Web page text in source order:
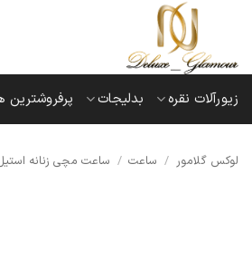
content
زیورآلات نقره بدلیجات پرفروشترین
لوکس گلامور / ساعت / ساعت مچی زنانه